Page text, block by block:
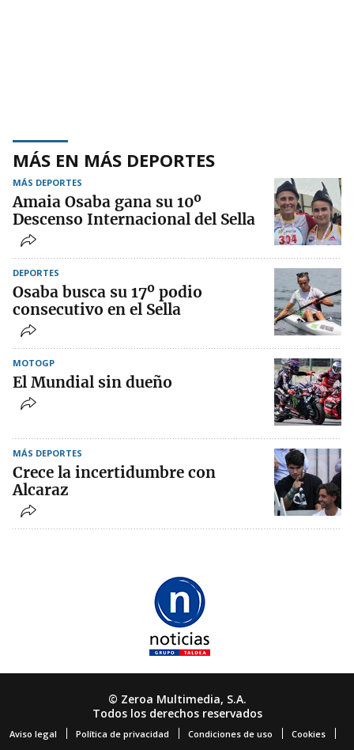
MÁS EN MÁS DEPORTES
MÁS DEPORTES
Amaia Osaba gana su 10º
Descenso Internacional del Sella
DEPORTES
Osaba busca su 17º podio
consecutivo en el Sella
MOTOGP
El Mundial sin dueño
MÁS DEPORTES
Crece la incertidumbre con
Alcaraz
© Zeroa Multimedia, S.A.
Todos los derechos reservados
Aviso legal Política de privacidad Condiciones de uso Cookies